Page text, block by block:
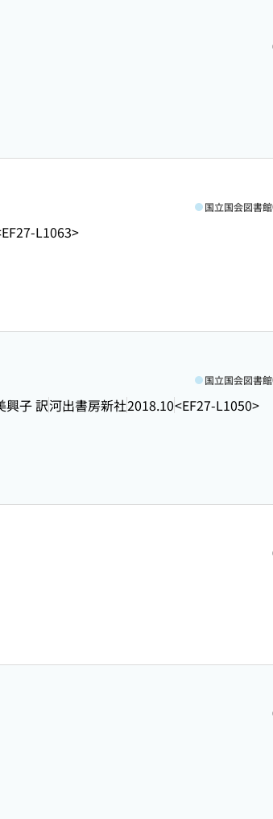
L1063>
国立国会図書館
興子 訳河出書房新社2018.10<EF27-L1050>
国立国会図書館